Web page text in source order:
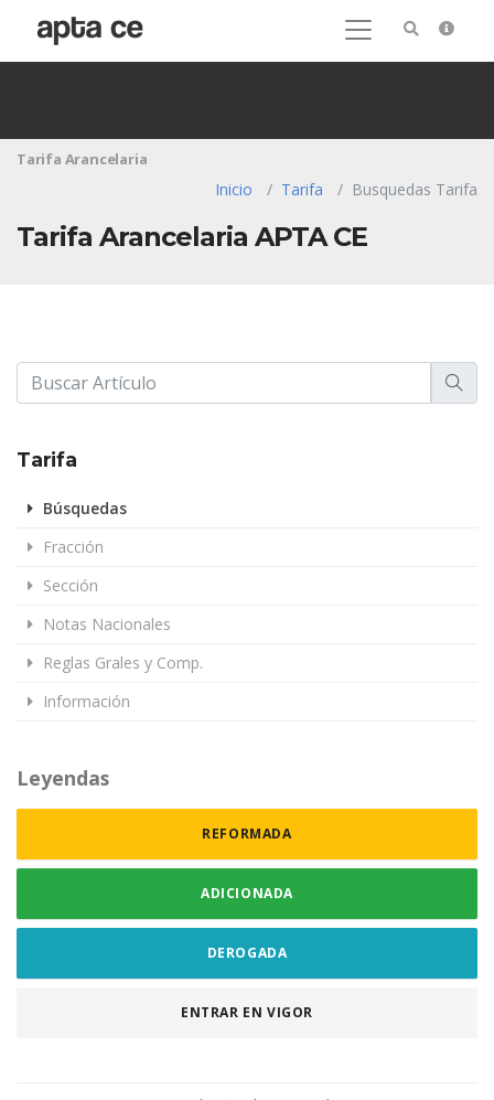
Tarifa Arancelaria
Inicio Tarifa Busquedas Tarifa
Tarifa Arancelaria APTA CE
Tarifa
Búsquedas
Fracción
Sección
Notas Nacionales
Reglas Grales y Comp.
Información
Leyendas
REFORMADA
ADICIONADA
DEROGADA
ENTRAR EN VIGOR